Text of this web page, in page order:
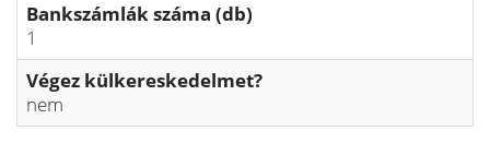
Bankszámlák száma (db)
1
Végez külkereskedelmet?
nem